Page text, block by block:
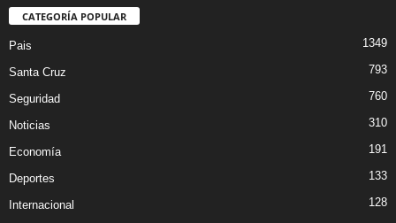
CATEGORÍA POPULAR
Pais 1349
Santa Cruz 793
Seguridad 760
Noticias 310
Economía 191
Deportes 133
Internacional 128